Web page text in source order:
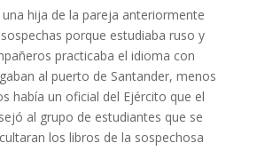
hija de la pareja anteriormente
porque estudiaba ruso y
practicaba el idioma con
al puerto de Santander, menos
había un oficial del Ejército que el
al grupo de estudiantes que se
los libros de la sospechosa